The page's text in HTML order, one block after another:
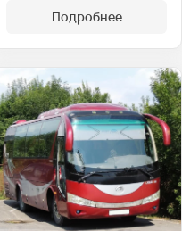
Подробнее